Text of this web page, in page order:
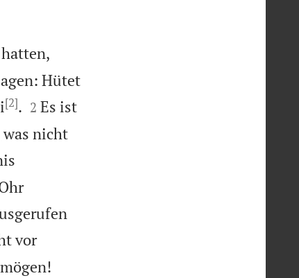
Hütet
[2].
2 Es ist
was nicht
vor
